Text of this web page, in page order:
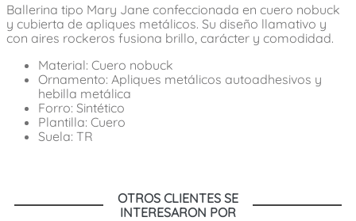
Ballerina tipo Mary Jane confeccionada en cuero nobuck
y cubierta de apliques metálicos. Su diseño llamativo y
con aires rockeros fusiona brillo, carácter y comodidad.
Material: Cuero nobuck
Ornamento: Apliques metálicos autoadhesivos y
hebilla metálica
Forro: Sintético
Plantilla: Cuero
Suela: TR
OTROS CLIENTES SE
INTERESARON POR